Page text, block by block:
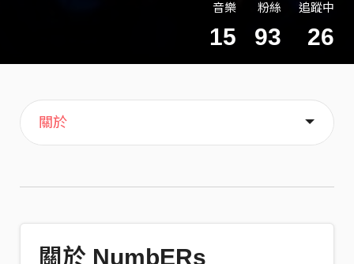
音樂
15
粉絲
93
追蹤中
26
主頁
音樂
喜歡
關於
關於 NumbERs